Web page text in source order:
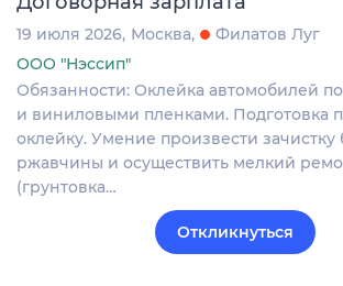
19 июля 2026 Москва
Филатов Луг
ООО "Нэссип"
Обязанности: Оклейка автомобилей
и виниловыми пленками. Подготовка
оклейку. Умение произвести зачистку
ржавчины и осуществить мелкий
(грунтовка…
Откликнуться